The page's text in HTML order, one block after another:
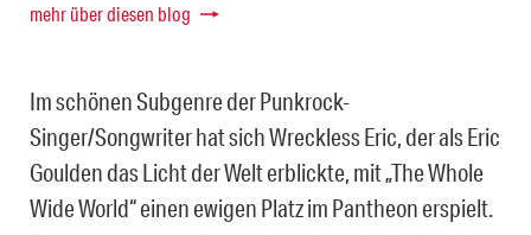
mehr über diesen blog
Im schönen Subgenre der Punkrock-
Singer/Songwriter hat sich Wreckless Eric, der als Eric
Goulden das Licht der Welt erblickte, mit „The Whole
Wide World“ einen ewigen Platz im Pantheon erspielt.